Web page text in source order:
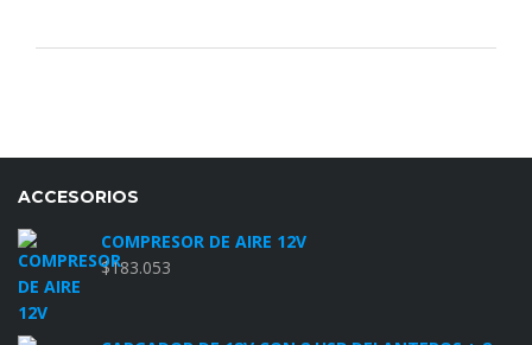
ACCESORIOS
COMPRESOR DE AIRE 12V
$183.053